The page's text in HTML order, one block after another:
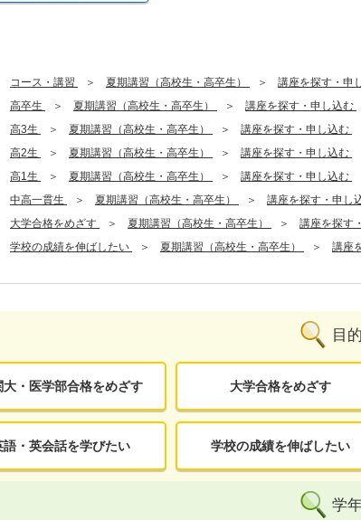
コース・講習 夏期講習（高校生・高卒生） 講座を探す・申
高卒生 夏期講習（高校生・高卒生） 講座を探す・申し込む
高3生 夏期講習（高校生・高卒生） 講座を探す・申し込む
高2生 夏期講習（高校生・高卒生） 講座を探す・申し込む
高1生 夏期講習（高校生・高卒生） 講座を探す・申し込む
中高一貫生 夏期講習（高校生・高卒生） 講座を探す・申し
大学合格をめざす 夏期講習（高校生・高卒生） 講座を探す
学校の成績を伸ばしたい 夏期講習（高校生・高卒生） 講座
目
大・医学部合格をめざす 大学合格をめざす
語・英会話を学びたい 学校の成績を伸ばしたい
学